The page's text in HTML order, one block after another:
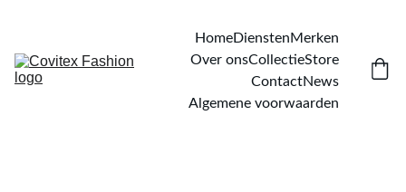
HomeDienstenMerken
Over onsCollectieStore
ContactNews
Algemene voorwaarden